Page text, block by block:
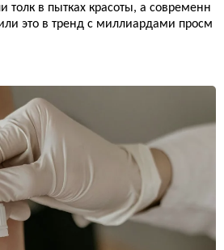
толк в пытках красоты, а современн
это в тренд с миллиардами просм